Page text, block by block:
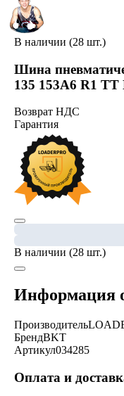
В наличии (28 шт.)
Шина
135 153A6 R1 TT
Возврат НДС
Гарантия
В наличии (28 шт.)
Информация
Производитель
БрендBKT
Артикул034285
Оплата и